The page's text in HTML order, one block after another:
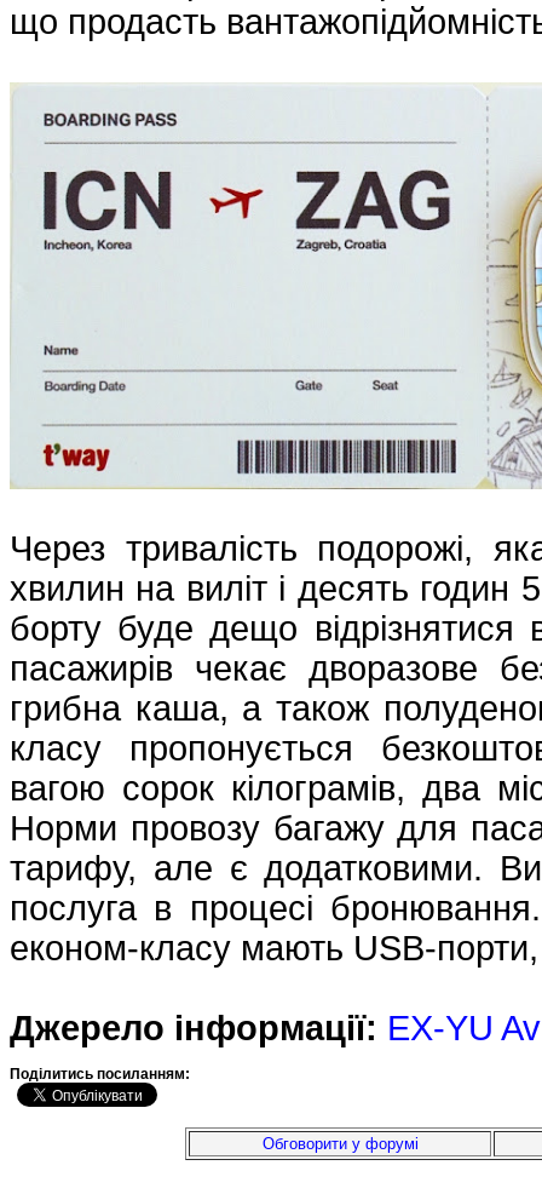
що продасть
Через тривалість подорожі,
хвилин на виліт і десять годин
борту буде дещо відрізнятися
пасажирів чекає дворазове
грибна каша, а також
класу пропонується
вагою сорок кілограмів, два
Норми провозу багажу для
тарифу, але є додатковими.
послуга в процесі
економ-класу мають USB-порти,
Джерело інформації: EX-YU
Подiлитись посиланням:
Обговорити у форумі